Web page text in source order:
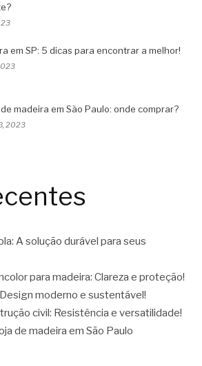
em SP: 5 dicas para encontrar a melhor!
madeira em São Paulo: onde comprar?
2023
A solução durável para seus
para madeira: Clareza e proteção!
moderno e sustentável!
civil: Resistência e versatilidade!
de madeira em São Paulo